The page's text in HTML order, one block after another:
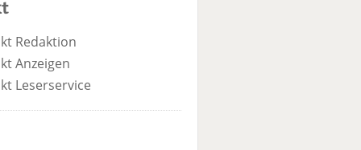
Redaktion
Anzeigen
Leserservice